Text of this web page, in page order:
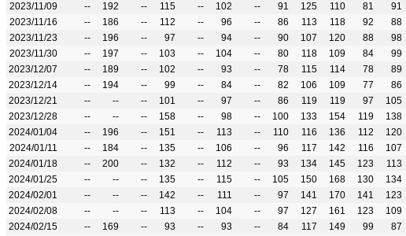
2023/11/09
-- 192 -- 115 -- 102 -- 91 125 110 81 91
2023/11/16
-- 186 -- 112 -- 96 -- 86 113 118 92 88
2023/11/23
-- 196 -- 97 -- 94 -- 90 107 120 88 98
2023/11/30
-- 197 -- 103 -- 104 -- 80 118 109 84 99
2023/12/07
-- 189 -- 102 -- 93 -- 78 115 114 78 89
2023/12/14
-- 194 -- 99 -- 84 -- 82 106 109 77 86
2023/12/21
-- -- -- 101 -- 97 -- 86 119 119 97 105
2023/12/28
-- -- -- 158 -- 98 -- 100 133 154 119 138
2024/01/04
-- 196 -- 151 -- 113 -- 110 116 136 112 120
2024/01/11
-- 184 -- 135 -- 106 -- 96 117 142 116 107
2024/01/18
-- 200 -- 132 -- 112 -- 93 134 145 123 113
2024/01/25
-- -- -- 135 -- 115 -- 105 150 168 130 134
2024/02/01
-- -- -- 142 -- 111 -- 97 141 170 141 123
2024/02/08
-- -- -- 113 -- 104 -- 97 127 161 123 109
2024/02/15
-- 169 -- 93 -- 93 -- 84 117 149 99 87